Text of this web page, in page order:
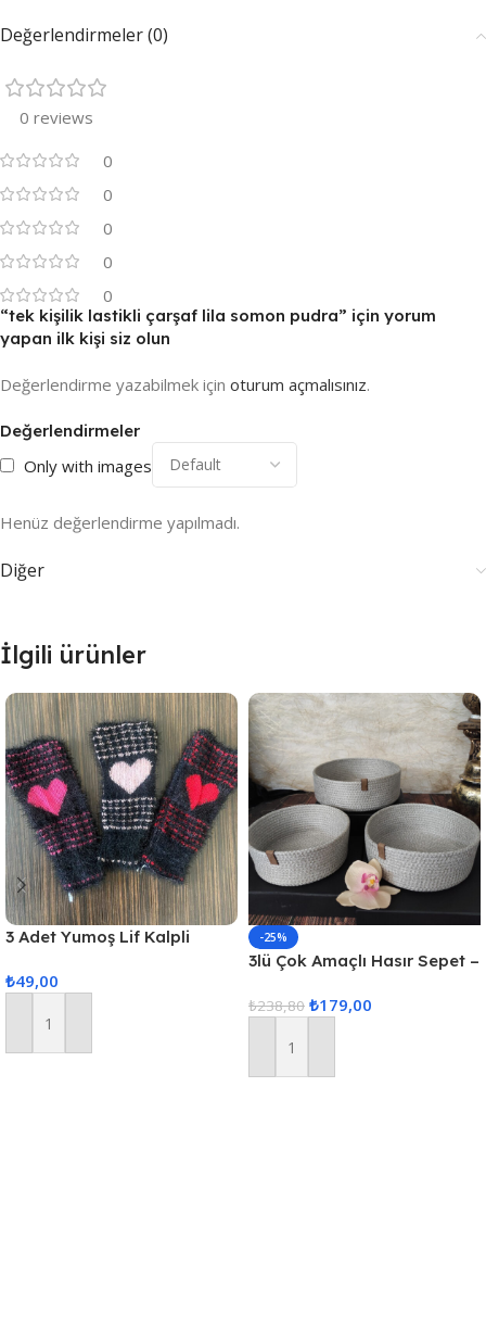
Değerlendirmeler (0)
0 reviews
0
0
0
0
0
Değerlendirmeler
Only with images
Henüz değerlendirme yapılmadı.
“tek kişilik lastikli çarşaf lila somon pudra” için yorum
yapan ilk kişi siz olun
Değerlendirme yazabilmek için oturum açmalısınız.
Diğer
İlgili ürünler
3 Adet Yumoş Lif Kalpli
₺49,00
Sepete Ekle
-25%
3lü Çok Amaçlı Hasır Sepet –
₺238,80 ₺179,00
Sepete Ekle